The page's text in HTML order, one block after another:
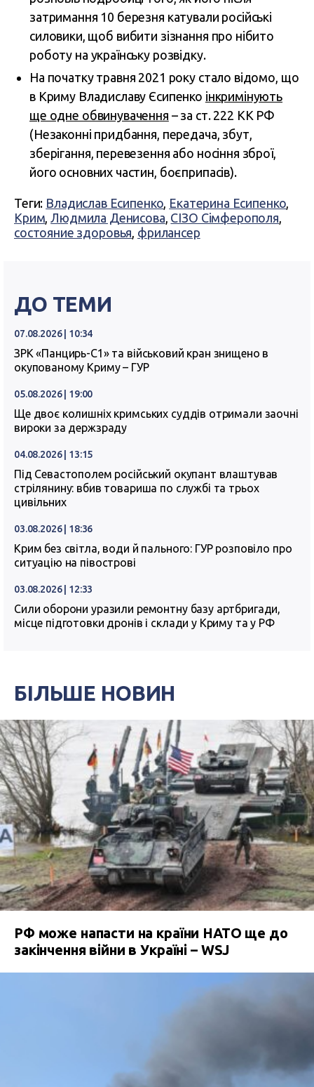
затримання 10 березня катували російські
силовики, щоб вибити зізнання про нібито
роботу на українську розвідку.
На початку травня 2021 року стало відомо, що
в Криму Владиславу Єсипенко інкримінують
ще одне обвинувачення – за ст. 222 КК РФ
(Незаконні придбання, передача, збут,
зберігання, перевезення або носіння зброї,
його основних частин, боєприпасів).
Теги: Владислав Есипенко, Екатерина Есипенко,
Крим,Людмила Денисова, СІЗО Сімферополя,
состояние здоровья, фрилансер
ДО ТЕМИ
07.08.2026 | 10:34
ЗРК «Панцирь-С1» та військовий кран знищено в
окупованому Криму – ГУР
05.08.2026 | 19:00
Ще двоє колишніх кримських суддів отримали заочні
вироки за держзраду
04.08.2026 | 13:15
Під Севастополем російський окупант влаштував
стрілянину: вбив товариша по службі та трьох
цивільних
03.08.2026 | 18:36
Крим без світла, води й пального: ГУР розповіло про
ситуацію на півострові
03.08.2026 | 12:33
Сили оборони уразили ремонтну базу артбригади,
місце підготовки дронів і склади у Криму та у РФ
БІЛЬШЕ НОВИН
РФ може напасти на країни НАТО ще до
закінчення війни в Україні – WSJ